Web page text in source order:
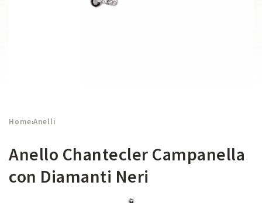
Home›Anelli
Anello Chantecler Campanella
con Diamanti Neri